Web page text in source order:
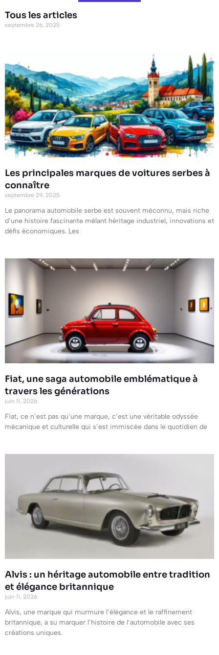
Tous les articles
septembre 26, 2025
Les principales marques de voitures serbes à
connaître
septembre 29, 2025
Le panorama automobile serbe est souvent méconnu, mais riche
d’une histoire fascinante mêlant héritage industriel, innovations et
défis économiques. Les
Fiat, une saga automobile emblématique à
travers les générations
juin 11, 2026
Fiat, ce n’est pas qu’une marque, c’est une véritable odyssée
mécanique et culturelle qui s’est immiscée dans le quotidien de
Alvis : un héritage automobile entre tradition
et élégance britannique
juin 11, 2026
Alvis, une marque qui murmure l’élégance et le raffinement
britannique, a su marquer l’histoire de l’automobile avec ses
créations uniques.